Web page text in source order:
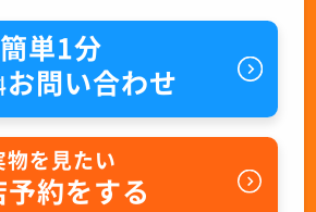
簡単1分
お問い合わせ
物を見たい
予約をする